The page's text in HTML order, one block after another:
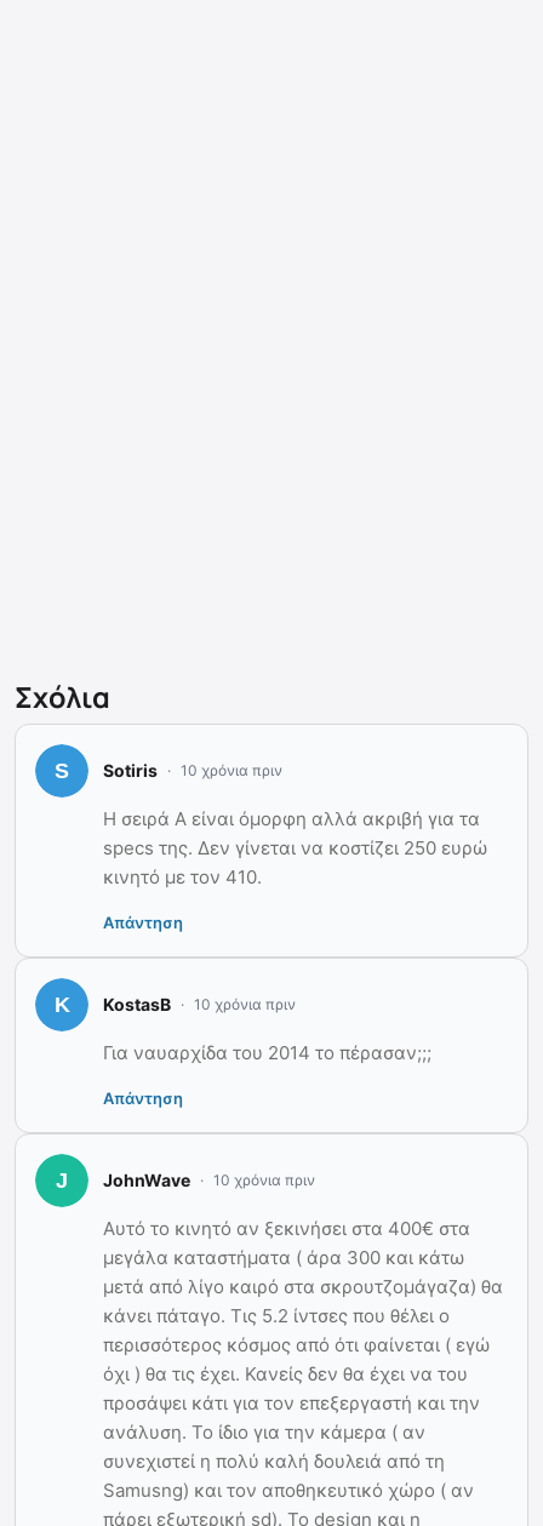
Σχόλια
Sotiris 10 χρόνια πριν
Η σειρά A είναι όμορφη αλλά ακριβή για τα
specs της. Δεν γίνεται να κοστίζει 250 ευρώ
κινητό με τον 410.
Απάντηση
KostasB 10 χρόνια πριν
Για ναυαρχίδα του 2014 το πέρασαν;;;
Απάντηση
JohnWave 10 χρόνια πριν
Αυτό το κινητό αν ξεκινήσει στα 400€ στα
μεγάλα καταστήματα ( άρα 300 και κάτω
μετά από λίγο καιρό στα σκρουτζομάγαζα) θα
κάνει πάταγο. Τις 5.2 ίντσες που θέλει ο
περισσότερος κόσμος από ότι φαίνεται ( εγώ
όχι ) θα τις έχει. Κανείς δεν θα έχει να του
προσάψει κάτι για τον επεξεργαστή και την
ανάλυση. Το ίδιο για την κάμερα ( αν
συνεχιστεί η πολύ καλή δουλειά από τη
Samusng) και τον αποθηκευτικό χώρο ( αν
πάρει εξωτερική sd). To design και η